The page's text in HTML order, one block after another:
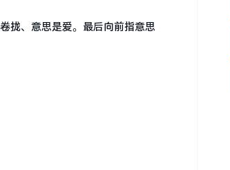
拢、意思是爱。最后向前指意思